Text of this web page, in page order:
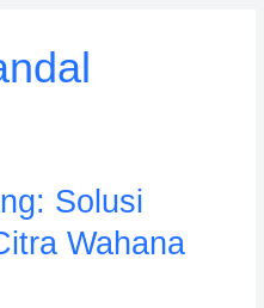
Solusi
Wahana